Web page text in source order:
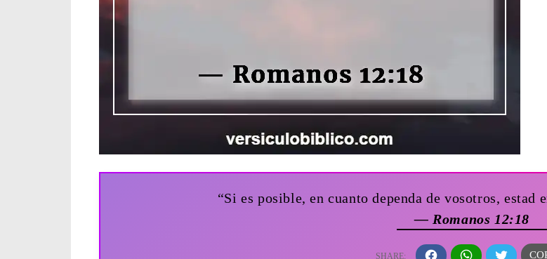
“Si es posible, en cuanto dependa de vosotros, estad
— Romanos 12:18